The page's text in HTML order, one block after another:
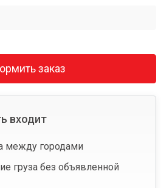
заказ
входит
между городами
груза без объявленной